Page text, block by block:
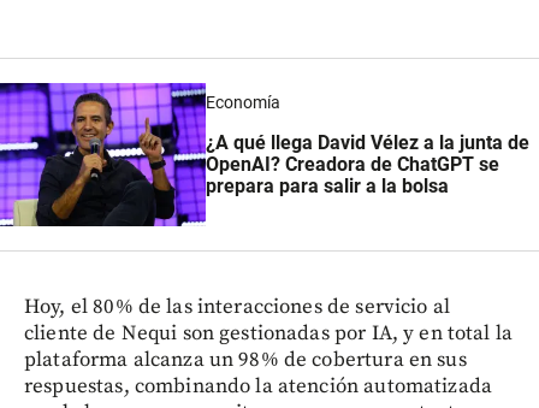
Economía
¿A qué llega David Vélez a la junta de
OpenAI? Creadora de ChatGPT se
prepara para salir a la bolsa
Hoy, el 80% de las interacciones de servicio al
cliente de Nequi son gestionadas por IA, y en total la
plataforma alcanza un 98% de cobertura en sus
respuestas, combinando la atención automatizada